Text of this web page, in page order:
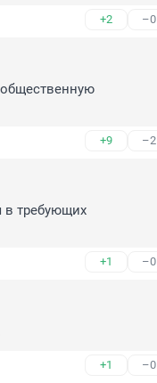
+2 –0
+9 –2
в требующих
+1 –0
+1 –0